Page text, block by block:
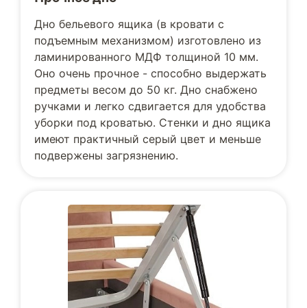
Дно бельевого ящика (в кровати с
подъемным механизмом) изготовлено из
ламинированного МДФ толщиной 10 мм.
Оно очень прочное - способно выдержать
предметы весом до 50 кг. Дно снабжено
ручками и легко сдвигается для удобства
уборки под кроватью. Стенки и дно ящика
имеют практичный серый цвет и меньше
подвержены загрязнению.